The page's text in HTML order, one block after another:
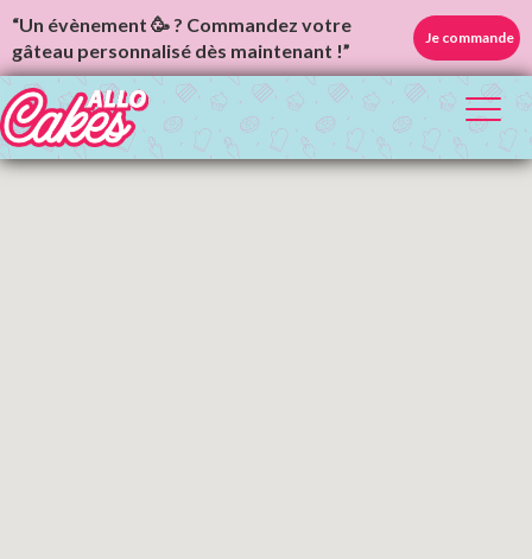
“Un évènement 🥳 ? Commandez votre
gâteau personnalisé dès maintenant !”
Je commande